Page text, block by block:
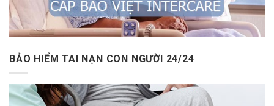
BẢO HIỂM TAI NẠN CON NGƯỜI 24/24